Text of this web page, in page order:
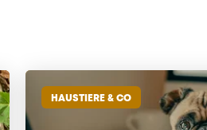
HAUSTIERE & CO